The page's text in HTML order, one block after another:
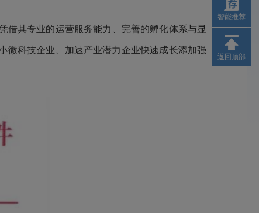
凭借其专业的运营服务能力、完善的孵化体系与显
微科技企业、加速产业潜力企业快速成长添加强
智能推荐
返回顶部